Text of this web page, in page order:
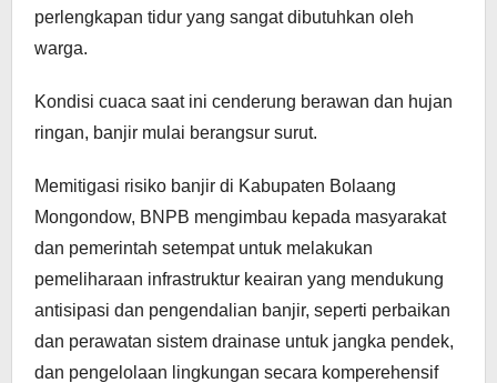
perlengkapan tidur yang sangat dibutuhkan oleh
warga.
Kondisi cuaca saat ini cenderung berawan dan hujan
ringan, banjir mulai berangsur surut.
Memitigasi risiko banjir di Kabupaten Bolaang
Mongondow, BNPB mengimbau kepada masyarakat
dan pemerintah setempat untuk melakukan
pemeliharaan infrastruktur keairan yang mendukung
antisipasi dan pengendalian banjir, seperti perbaikan
dan perawatan sistem drainase untuk jangka pendek,
dan pengelolaan lingkungan secara komperehensif